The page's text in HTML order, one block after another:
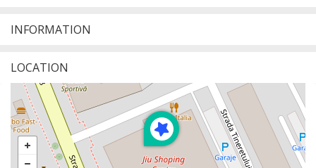
INFORMATION
LOCATION